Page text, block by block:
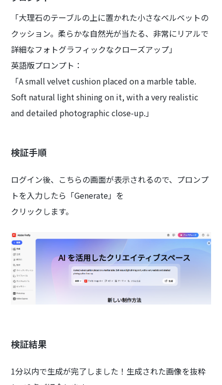
「大理石のテーブルの上に置かれた小さなベルベットの
クッション。柔らかな自然光が当たる、非常にリアルで
詳細なフォトグラフィックなクローズアップ」
英語版プロンプト：
「A small velvet cushion placed on a marble table.
Soft natural light shining on it, with a very realistic
and detailed photographic close-up.」
検証手順
ログイン後、こちらの画面が表示されるので、プロンプ
トを入力したら「Generate」を
クリックします。
検証結果
1分以内で生成が完了しました！生成された画像を抜粋